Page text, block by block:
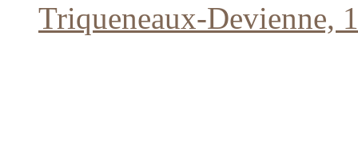
Triqueneaux-Devienne,